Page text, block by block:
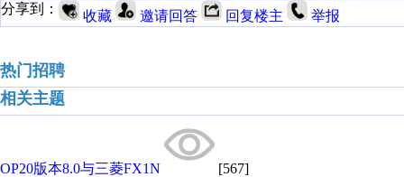
分享到：
收藏 邀请回答 回复楼主 举报
热门招聘
相关主题
OP20版本8.0与三菱FX1N [567]